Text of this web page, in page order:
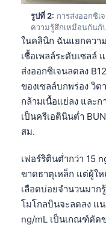
รูปที่ 2: การส่งออกซิเ
ความรู้สึกเหมือนกันกั
ในคลินิก ฉันแยกควา
เชื้อเพลล์ระดับเซลล์
ส่งออกซิเจนลดลง
ของเซลล์บกพร่อง วิ
กล้ามเนื้อแย่ลง และ
เป็นครีเอตินินต่ำ
สม.
เฟอร์ริตินต่ำกว่า 15
ขาดธาตุเหล็ก แต่ผู้ใ
เลือดบ่อยจำนวนมาก
โมโกลบินจะลดลง แน
ng/mL เป็นเกณฑ์ตั